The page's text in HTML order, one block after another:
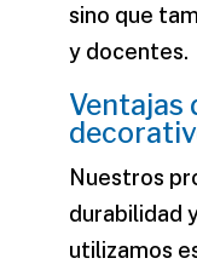
sino que
y docentes.
Ventajas
Nuestros
durabilidad
utilizamos